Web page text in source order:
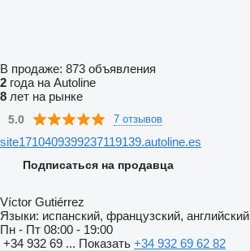
В продаже: 873 объявления
2 года на Autoline
8 лет на рынке
5.0 7 отзывов
site1710409399237119139.autoline.es
Подписаться на продавца
Víctor Gutiérrez
Языки: испанский, французский, английский
Пн - Пт 08:00 - 19:00
+34 932 69 ... Показать +34 932 69 62 82